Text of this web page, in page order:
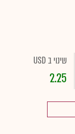
שינוי ב USD
2.25